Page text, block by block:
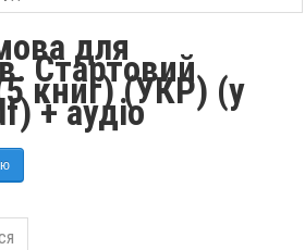
для
Стартовий
книг) (УКР) (у
+ аудіо